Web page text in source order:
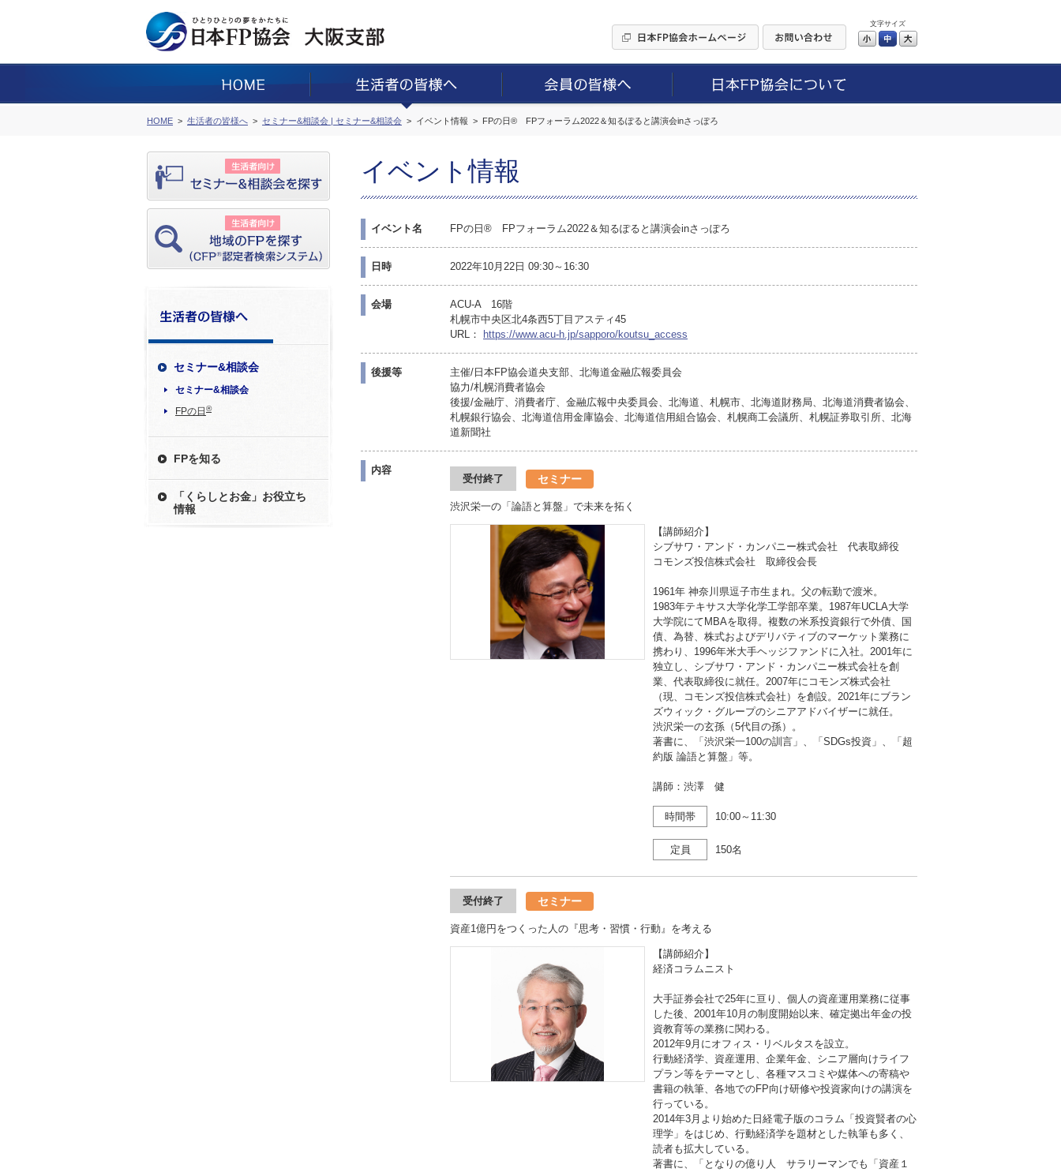
文字サイズ
小 中
HOME 生活者の皆様へ セミナー&相談会 | セミナー&相談会 イベント情報 FPの日® FPフォーラム2022＆知るぽると講演会inさっぽろ
セミナー&相談会
セミナー&相談会
FPの日 ®
FPを知る
「くらしとお金」お役立ち
情報
イベント情報
イベント名 FPの日® FPフォーラム2022＆知るぽると講演会inさっぽろ
日時 2022年10月22日 09:30～16:30
会場
ACU-A 16階
札幌市中央区北4条西5丁目アスティ45
URL：
https://www.acu-h.jp/sapporo/koutsu_access
後援等
主催/日本FP協会道央支部、北海道金融広報委員会
協力/札幌消費者協会
後援/金融庁、消費者庁、金融広報中央委員会、北海道、札幌市、北海道財務局、北海道消費者協会、
札幌銀行協会、北海道信用金庫協会、北海道信用組合協会、札幌商工会議所、札幌証券取引所、北海
道新聞社
内容
受付終了 セミナー
渋沢栄一の「論語と算盤」で未来を拓く
【講師紹介】
シブサワ・アンド・カンパニー株式会社 代表取締役
コモンズ投信株式会社 取締役会長
1961年 神奈川県逗子市生まれ。父の転勤で渡米。
1983年テキサス大学化学工学部卒業。1987年UCLA大学
大学院にてMBAを取得。複数の米系投資銀行で外債、国
債、為替、株式およびデリバティブのマーケット業務に
携わり、1996年米大手ヘッジファンドに入社。2001年に
独立し、シブサワ・アンド・カンパニー株式会社を創
業、代表取締役に就任。2007年にコモンズ株式会社
（現、コモンズ投信株式会社）を創設。2021年にブラン
ズウィック・グループのシニアアドバイザーに就任。
渋沢栄一の玄孫（5代目の孫）。
著書に、「渋沢栄一100の訓言」、「SDGs投資」、「超
約版 論語と算盤」等。
講師：渋澤 健
時間帯 10:00～11:30
定員 150名
受付終了 セミナー
資産1億円をつくった人の『思考・習慣・行動』を考える
【講師紹介】
経済コラムニスト
大手証券会社で25年に亘り、個人の資産運用業務に従事
した後、2001年10月の制度開始以来、確定拠出年金の投
資教育等の業務に関わる。
2012年9月にオフィス・リベルタスを設立。
行動経済学、資産運用、企業年金、シニア層向けライフ
プラン等をテーマとし、各種マスコミや媒体への寄稿や
書籍の執筆、各地でのFP向け研修や投資家向けの講演を
行っている。
2014年3月より始めた日経電子版のコラム「投資賢者の心
理学」をはじめ、行動経済学を題材とした執筆も多く、
読者も拡大している。
著書に、「となりの億り人 サラリーマンでも「資産１